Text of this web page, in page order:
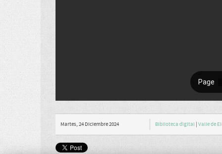
Martes, 24 Diciembre 2024 Biblioteca digital | Valle de